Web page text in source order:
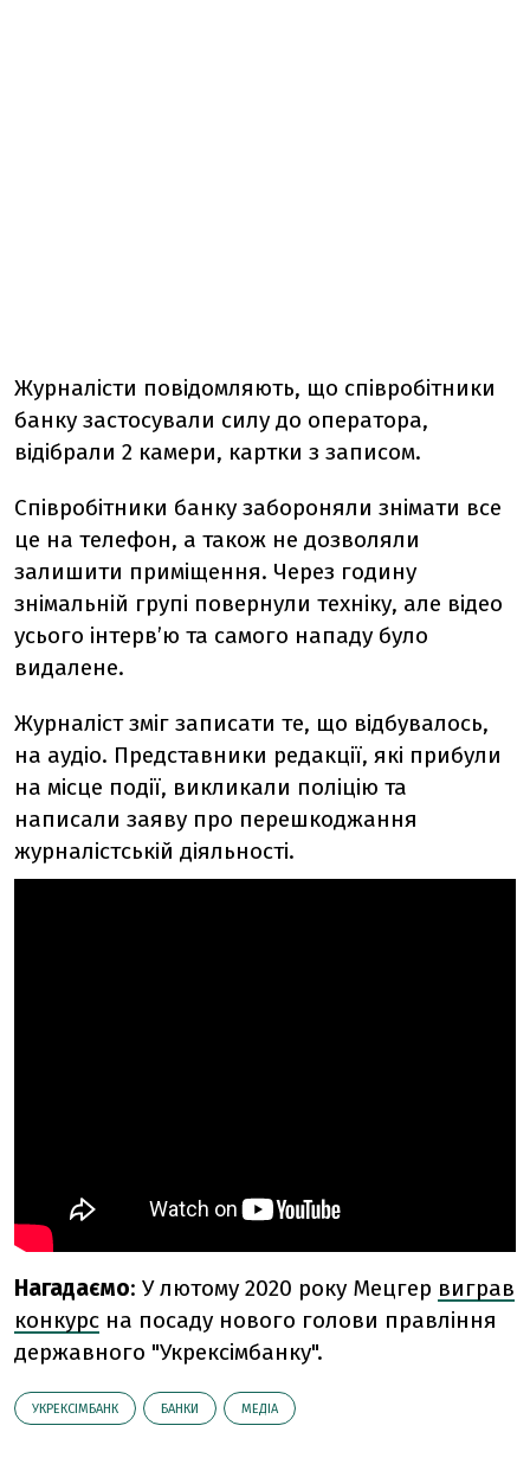
Журналісти повідомляють, що співробітники
банку застосували силу до оператора,
відібрали 2 камери, картки з записом.
Співробітники банку забороняли знімати все
це на телефон, а також не дозволяли
залишити приміщення. Через годину
знімальній групі повернули техніку, але відео
усього інтерв’ю та самого нападу було
видалене.
Журналіст зміг записати те, що відбувалось,
на аудіо. Представники редакції, які прибули
на місце події, викликали поліцію та
написали заяву про перешкоджання
журналістській діяльності.
Нагадаємо: У лютому 2020 року Мецгер виграв
конкурс на посаду нового голови правління
державного "Укрексімбанку".
УКРЕКСІМБАНК БАНКИ МЕДІА